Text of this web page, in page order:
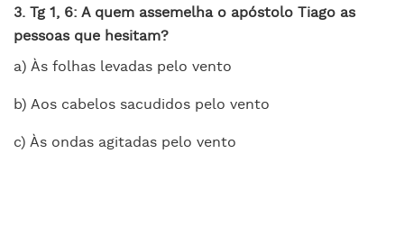
3. Tg 1, 6: A quem assemelha o apóstolo Tiago as
pessoas que hesitam?
a) Às folhas levadas pelo vento
b) Aos cabelos sacudidos pelo vento
c) Às ondas agitadas pelo vento